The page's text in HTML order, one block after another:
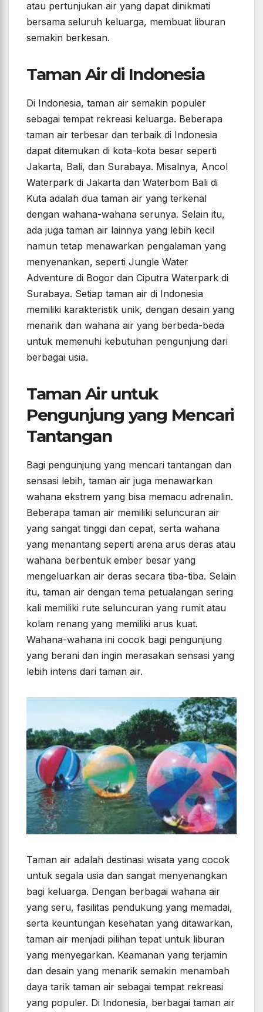
atau pertunjukan air yang dapat dinikmati
bersama seluruh keluarga, membuat liburan
semakin berkesan.
Taman Air di Indonesia
Di Indonesia, taman air semakin populer
sebagai tempat rekreasi keluarga. Beberapa
taman air terbesar dan terbaik di Indonesia
dapat ditemukan di kota-kota besar seperti
Jakarta, Bali, dan Surabaya. Misalnya, Ancol
Waterpark di Jakarta dan Waterbom Bali di
Kuta adalah dua taman air yang terkenal
dengan wahana-wahana serunya. Selain itu,
ada juga taman air lainnya yang lebih kecil
namun tetap menawarkan pengalaman yang
menyenankan, seperti Jungle Water
Adventure di Bogor dan Ciputra Waterpark di
Surabaya. Setiap taman air di Indonesia
memiliki karakteristik unik, dengan desain yang
menarik dan wahana air yang berbeda-beda
untuk memenuhi kebutuhan pengunjung dari
berbagai usia.
Taman Air untuk
Pengunjung yang Mencari
Tantangan
Bagi pengunjung yang mencari tantangan dan
sensasi lebih, taman air juga menawarkan
wahana ekstrem yang bisa memacu adrenalin.
Beberapa taman air memiliki seluncuran air
yang sangat tinggi dan cepat, serta wahana
yang menantang seperti arena arus deras atau
wahana berbentuk ember besar yang
mengeluarkan air deras secara tiba-tiba. Selain
itu, taman air dengan tema petualangan sering
kali memiliki rute seluncuran yang rumit atau
kolam renang yang memiliki arus kuat.
Wahana-wahana ini cocok bagi pengunjung
yang berani dan ingin merasakan sensasi yang
lebih intens dari taman air.
Taman air adalah destinasi wisata yang cocok
untuk segala usia dan sangat menyenangkan
bagi keluarga. Dengan berbagai wahana air
yang seru, fasilitas pendukung yang memadai,
serta keuntungan kesehatan yang ditawarkan,
taman air menjadi pilihan tepat untuk liburan
yang menyegarkan. Keamanan yang terjamin
dan desain yang menarik semakin menambah
daya tarik taman air sebagai tempat rekreasi
yang populer. Di Indonesia, berbagai taman air